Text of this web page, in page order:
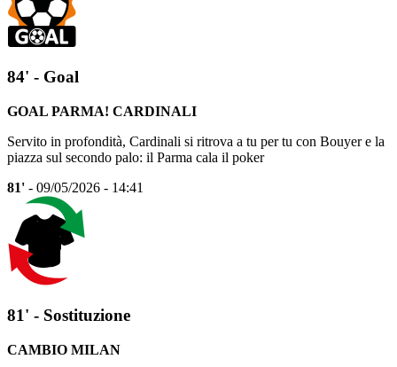
84' - Goal
GOAL PARMA! CARDINALI
Servito in profondità, Cardinali si ritrova a tu per tu con Bouyer e la
piazza sul secondo palo: il Parma cala il poker
81' - 09/05/2026 - 14:41
81' - Sostituzione
CAMBIO MILAN